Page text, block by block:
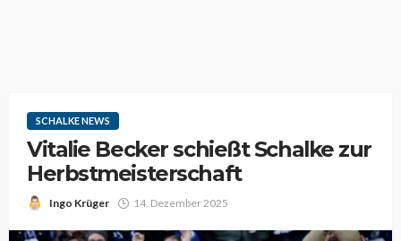
SCHALKE NEWS
Vitalie Becker schießt Schalke zur
Herbstmeisterschaft
Ingo Krüger 14. Dezember 2025